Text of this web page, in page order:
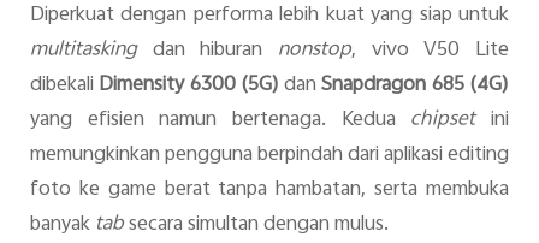
Diperkuat dengan performa lebih kuat yang siap untuk
multitaskingdan hiburan nonstop, vivo V50 Lite
dibekali Dimensity 6300 (5G)danSnapdragon 685 (4G)
yang efisien namun bertenaga. Kedua chipsetini
memungkinkan pengguna berpindah dari aplikasi editing
foto ke game berat tanpa hambatan, serta membuka
banyak tabsecara simultan dengan mulus.